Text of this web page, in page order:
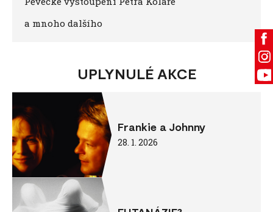
a mnoho dalšího
UPLYNULÉ AKCE
Frankie a Johnny
28. 1. 2026